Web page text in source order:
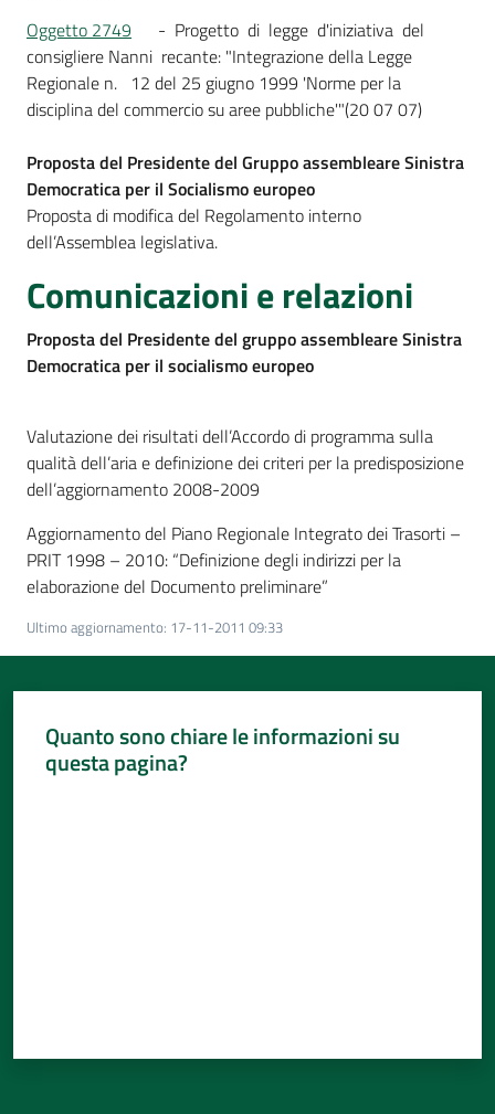
Oggetto 2749
- Progetto di legge d'iniziativa del
consigliere Nanni recante: "Integrazione della Legge
Regionale n. 12 del 25 giugno 1999 'Norme per la
disciplina del commercio su aree pubbliche'"(20 07 07)
Proposta del Presidente del Gruppo assembleare Sinistra
Democratica per il Socialismo europeo
Proposta di modifica del Regolamento interno
dell’Assemblea legislativa.
Comunicazioni e relazioni
Proposta del Presidente del gruppo assembleare Sinistra
Democratica per il socialismo europeo
Valutazione dei risultati dell’Accordo di programma sulla
qualità dell’aria e definizione dei criteri per la predisposizione
dell’aggiornamento 2008-2009
Aggiornamento del Piano Regionale Integrato dei Trasorti –
PRIT 1998 – 2010: “Definizione degli indirizzi per la
elaborazione del Documento preliminare”
Ultimo aggiornamento: 17-11-2011 09:33
Quanto sono chiare le informazioni su
questa pagina?